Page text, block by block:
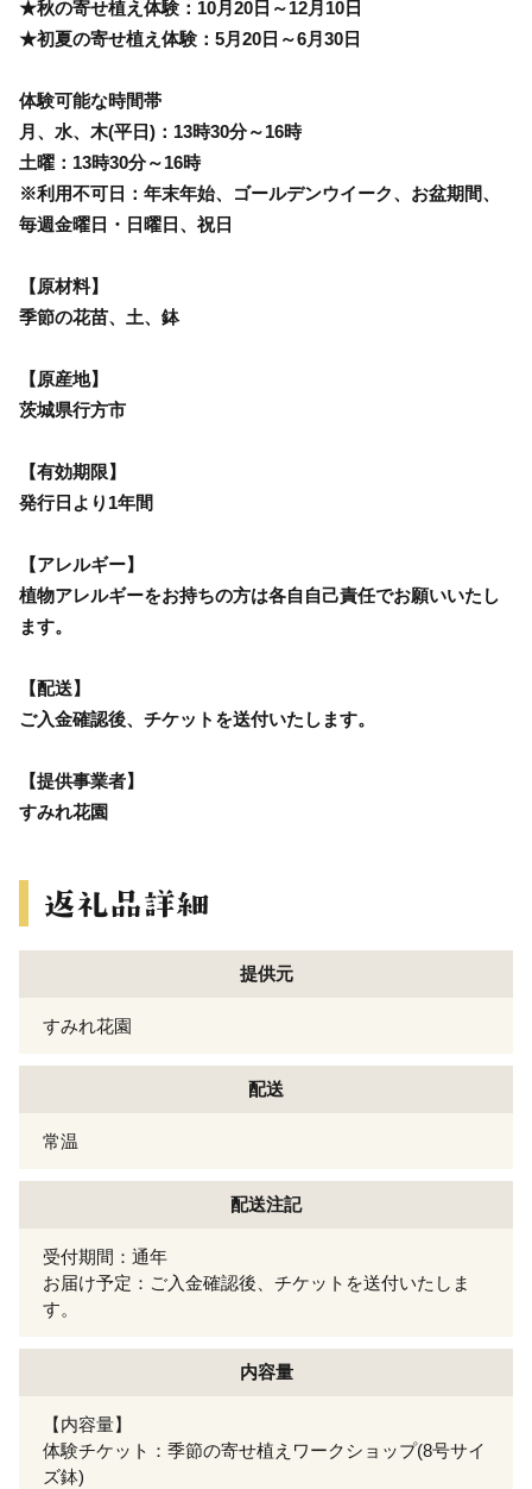
★秋の寄せ植え体験：10月20日～12月10日
★初夏の寄せ植え体験：5月20日～6月30日
体験可能な時間帯
月、水、木(平日)：13時30分～16時
土曜：13時30分～16時
※利用不可日：年末年始、ゴールデンウイーク、お盆期間、
毎週金曜日・日曜日、祝日
【原材料】
季節の花苗、土、鉢
【原産地】
茨城県行方市
【有効期限】
発行日より1年間
【アレルギー】
植物アレルギーをお持ちの方は各自自己責任でお願いいたし
ます。
【配送】
ご入金確認後、チケットを送付いたします。
【提供事業者】
すみれ花園
提供元
すみれ花園
配送
常温
配送注記
受付期間：通年
お届け予定：ご入金確認後、チケットを送付いたしま
す。
内容量
【内容量】
体験チケット：季節の寄せ植えワークショップ(8号サイ
ズ鉢)